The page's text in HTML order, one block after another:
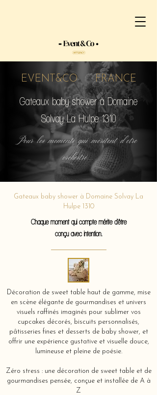
EVENT&CO FRANCE
Gateaux baby shower à Domaine
Solvay La Hulpe 1310
Pour les moments qui méritent d'etre
orchestré...
Gateaux baby shower à Domaine Solvay La
Hulpe 1310
Chaque moment qui compte mérite d'être
conçu avec intention.
Décoration de sweet table haut de gamme, mise
en scène élégante de gourmandises et univers
visuels raffinés imaginés pour sublimer vos
cupcakes décorés, biscuits personnalisés,
pâtisseries fines et desserts de baby shower, et
offrir une expérience gustative et visuelle douce,
lumineuse et pleine de poésie.
Zéro stress : une décoration de sweet table et de
gourmandises pensée, conçue et installée de A à
Z